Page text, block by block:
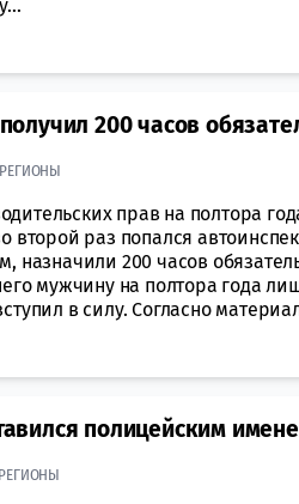
200 часов
РЕГИОНЫ
прав на полтора
второй раз попался
назначили 200 часов
мужчину на полтора года
в силу. Согласно
полицейским
РЕГИОНЫ